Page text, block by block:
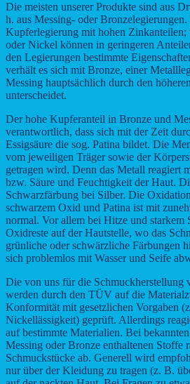
Die meisten unserer Produkte sind aus
h. aus Messing- oder
Kupferlegierung mit hohen
oder Nickel können in geringeren
den Legierungen bestimmte
verhält es sich mit Bronze, einer
Messing hauptsächlich durch den
unterscheidet.
Der hohe Kupferanteil in Bronze und
verantwortlich, dass sich mit der Zeit
Essigsäure die sog. Patina bildet. Die
vom jeweiligen Träger sowie der
getragen wird. Denn das Metall reagiert
bzw. Säure und Feuchtigkeit der Haut.
Schwarzfärbung bei Silber. Die
schwarzem Oxid und Patina ist mit
normal. Vor allem bei Hitze und starkem
Oxidreste auf der Hautstelle, wo das
grünliche oder schwärzliche Färbungen
sich problemlos mit Wasser und Seife
Die von uns für die Schmuckherstellung
werden durch den TÜV auf die
Konformität mit gesetzlichen Vorgaben
Nickellässigkeit) geprüft. Allerdings
auf bestimmte Materialien. Bei
Messing oder Bronze enthaltenen Stoffe
Schmuckstücke ab. Generell wird
nur über der Kleidung zu tragen (z. B.